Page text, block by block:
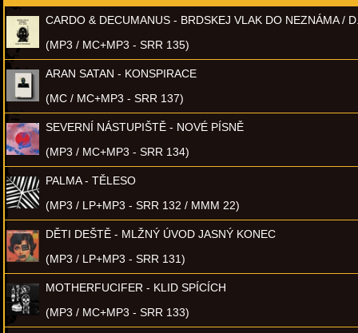
CARDO & DECUMANUS - BRDSKEJ VLAK DO NEZNÁMA /
(MP3 / MC+MP3 - SRR 135)
ARAN SATAN - KONSPIRACE
(MC / MC+MP3 - SRR 137)
SEVERNÍ NÁSTUPIŠTĚ - NOVÉ PÍSNĚ
(MP3 / MC+MP3 - SRR 134)
PALMA - TĚLESO
(MP3 / LP+MP3 - SRR 132 / MMM 22)
DĚTI DEŠTĚ - MLŽNÝ ÚVOD JASNÝ KONEC
(MP3 / LP+MP3 - SRR 131)
MOTHERFUCIFER - KLID SPÍCÍCH
(MP3 / MC+MP3 - SRR 133)